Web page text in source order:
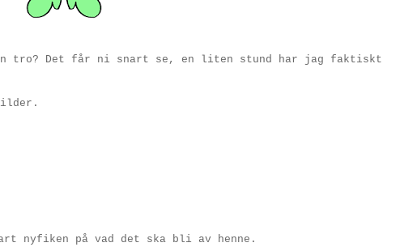
tro? Det får ni snart se, en liten stund har jag faktiskt
nyfiken på vad det ska bli av henne.